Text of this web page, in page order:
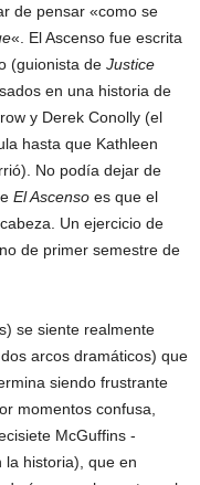
de pensar «como se
«. El Ascenso fue escrita
(guionista de Justice
en una historia de
y Derek Conolly (el
hasta que Kathleen
No podía dejar de
El Ascenso es que el
Un ejercicio de
de primer semestre de
se siente realmente
arcos dramáticos) que
siendo frustrante
momentos confusa,
McGuffins -
la historia), que en